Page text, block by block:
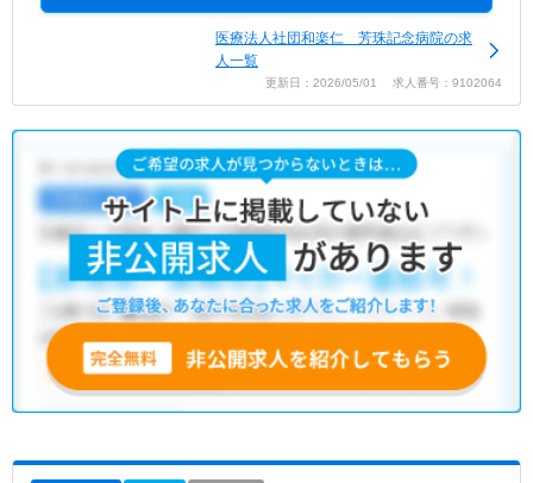
医療法人社団和楽仁 芳珠記念病院の求
人一覧
更新日：2026/05/01 求人番号：9102064